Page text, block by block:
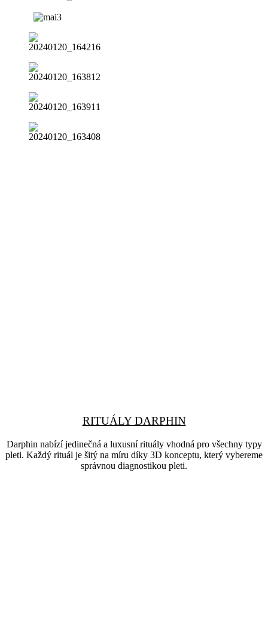
RITUÁLY DARPHIN
Darphin nabízí jedinečná a luxusní rituály vhodná pro všechny typy
pleti. Každý rituál je šitý na míru díky 3D konceptu, který vybereme
správnou diagnostikou pleti.